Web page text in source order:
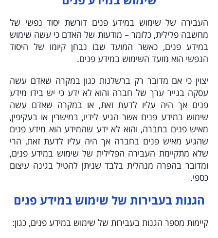
העבירה של שימוש במידע פנים דורשת יסוד נפשי של
מחשבה פלילית, כלומר – מודעות של האדם כי עשה שימוש
במידע פנים, כאשר המועד שבו נבחן קיומו של היסוד
הנפשי הוא מועד השימוש במידע פנים.
יצוין כי אם מדובר רק ברשלנות כגון במקרה שאדם עשה
עסקה בנייר ערך של חברה והוא לא ידע כי יש בידו מידע
פנים אך היה עליו לדעת זאת, או במקרה שאדם עשה
שימוש במידע פנים אשר הגיע לידיו, במישרין או בעקיפין,
מאיש פנים בחברה, והוא לא ידע שהמידע הוא מידע פנים
שהגיע מאיש פנים בחברה אך היה עליו לדעת זאת, הרי
שלא מתקיימת העבירה הפלילית של שימוש במידע פנים,
ומדובר בהפרה מנהלית בלבד שניתן להטיל בגינה עיצום
כספי.
הגנות בעבירות של שימוש במידע פנים
קיימות מספר הגנות בעבירות של שימוש במידע פנים, כגון: